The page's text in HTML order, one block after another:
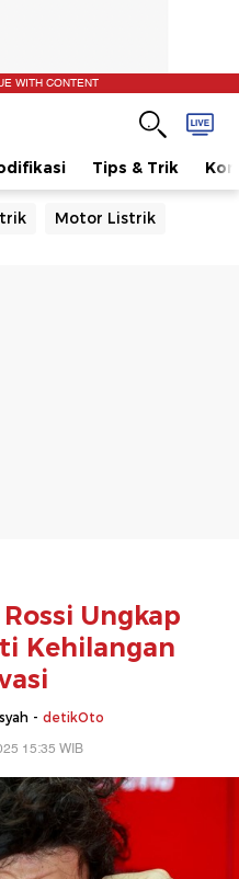
WITH CONTENT
Tips & Trik
Motor Listrik
Ungkap
Kehilangan
- detikOto
15:35 WIB